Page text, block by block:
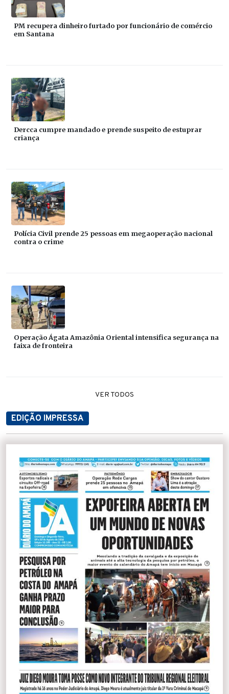
PM recupera dinheiro furtado por funcionário de comércio
em Santana
Dercca cumpre mandado e prende suspeito de estuprar
criança
Polícia Civil prende 25 pessoas em megaoperação nacional
contra o crime
Operação Ágata Amazônia Oriental intensifica segurança na
faixa de fronteira
VER TODOS
EDIÇÃO IMPRESSA